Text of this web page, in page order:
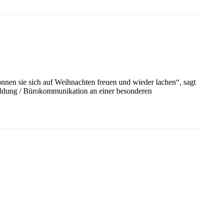
sie sich auf Weihnachten freuen und wieder lachen“, sagt
/ Bürokommunikation an einer besonderen